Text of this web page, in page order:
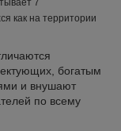
как на территории
богатым
и внушают
по всему